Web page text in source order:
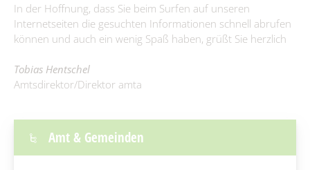
In der Hoffnung, dass Sie beim Surfen auf unseren
Internetseiten die gesuchten Informationen schnell abrufen
können und auch ein wenig Spaß haben, grüßt Sie herzlich
Tobias Hentschel
Amtsdirektor/Direktor amta
Amt & Gemeinden